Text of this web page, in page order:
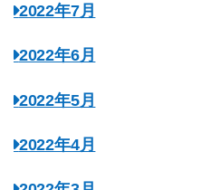
2022年7月
2022年6月
2022年5月
2022年4月